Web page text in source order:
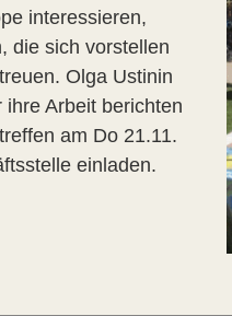
interessieren,
die sich vorstellen
Olga Ustinin
Arbeit berichten
am Do 21.11.
einladen.